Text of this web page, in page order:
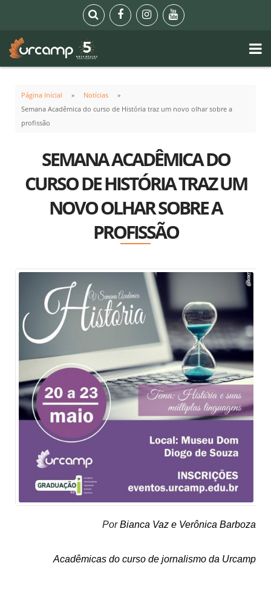
Página Inicial
Notícias
Semana Acadêmica do curso de História traz um novo olhar sobre a
profissão
SEMANA ACADÊMICA DO
CURSO DE HISTÓRIA TRAZ UM
NOVO OLHAR SOBRE A
PROFISSÃO
PorBianca Vaz e Verônica Barboza
Acadêmicas do curso de jornalismo da Urcamp